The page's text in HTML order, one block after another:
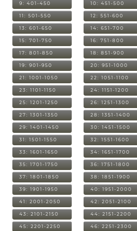
9: 401-450 10: 451-500
11: 501-550 12: 551-600
13: 601-650 14: 651-700
15: 701-750 16: 751-800
17: 801-850 18: 851-900
19: 901-950 20: 951-1000
21: 1001-1050 22: 1051-1100
23: 1101-1150 24: 1151-1200
25: 1201-1250 26: 1251-1300
27: 1301-1350 28: 1351-1400
29: 1401-1450 30: 1451-1500
31: 1501-1550 32: 1551-1600
33: 1601-1650 34: 1651-1700
35: 1701-1750 36: 1751-1800
37: 1801-1850 38: 1851-1900
39: 1901-1950 40: 1951-2000
41: 2001-2050 42: 2051-2100
43: 2101-2150 44: 2151-2200
45: 2201-2250 46: 2251-2300